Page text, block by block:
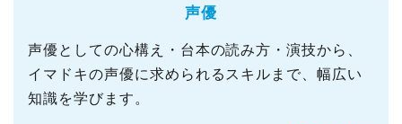
声優
声優としての心構え・台本の読み方・演技から、
イマドキの声優に求められるスキルまで、幅広い
知識を学びます。